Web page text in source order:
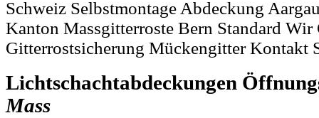
Schweiz Selbstmontage Abdeckung
Kanton Massgitterroste Bern Standard Wir
Gitterrostsicherung Mückengitter Kontakt
Lichtschachtabdeckungen
Mass